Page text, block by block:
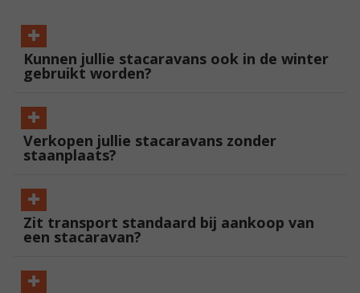
Kunnen jullie stacaravans ook in de winter
gebruikt worden?
Verkopen jullie stacaravans zonder
staanplaats?
Zit transport standaard bij aankoop van
een stacaravan?